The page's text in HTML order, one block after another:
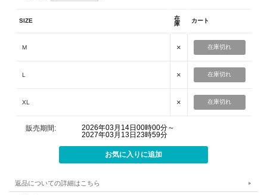
SIZE
在
庫
カート
M × 在庫切れ
L × 在庫切れ
XL × 在庫切れ
販売期間:
2026年03月14日00時00分～
2027年03月13日23時59分
返品についての詳細はこちら